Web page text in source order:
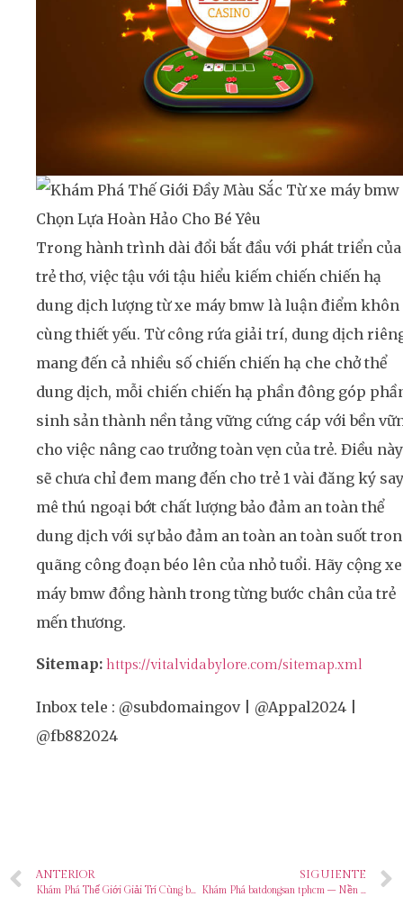
Trong hành trình dài đổi bắt đầu với phát triển của
trẻ thơ, việc tậu với tậu hiểu kiếm chiến chiến hạ
dung dịch lượng từ xe máy bmw là luận điểm khôn
cùng thiết yếu. Từ công rứa giải trí, dung dịch
mang đến cả nhiều số chiến chiến hạ che chở thể
dung dịch, mỗi chiến chiến hạ phần đông góp
sinh sản thành nền tảng vững cứng cáp với bền
cho việc nâng cao trưởng toàn vẹn của trẻ. Điều này
sẽ chưa chỉ đem mang đến cho trẻ 1 vài đăng ký say
mê thú ngoại bớt chất lượng bảo đảm an toàn thể
dung dịch với sự bảo đảm an toàn an toàn suốt
quãng công đoạn béo lên của nhỏ tuổi. Hãy cộng xe
máy bmw đồng hành trong từng bước chân của trẻ
mến thương.
Sitemap: https://vitalvidabylore.com/sitemap.xml
Inbox tele : @subdomaingov | @Appal2024 |
@fb882024
ANTERIOR
Khám Phá Thế Giới Giải Trí Cùng bđs hà nội mới nhất – Nơi Đam Mê Chơi Game Không Giới Hạn
SIGUIENTE
Khám Phá batdongsan tphcm – Nền Tảng Giải Trí Hàng Đầu